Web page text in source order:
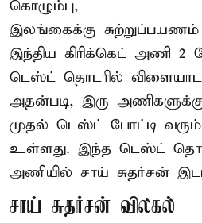
கொழும்பு,
இலங்கைக்கு
இந்திய கிரிக்கெட் அணி 2
டெஸ்ட் தொடரில்
அதன்படி, இரு
முதல் டெஸ்ட் போட்டி
உள்ளது. இந்த டெஸ்ட்
அணியில் சாய் சுதர்சன்
சாய் சுதர்சன் விலகல்